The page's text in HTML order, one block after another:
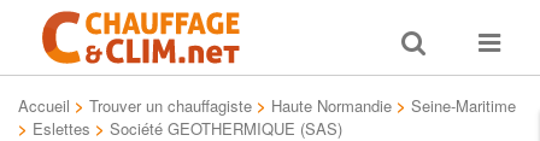
Toggle
search
Toggle
Accueil > Trouver un chauffagiste > Haute Normandie > Seine-Maritime
> Eslettes > Société GEOTHERMIQUE (SAS)